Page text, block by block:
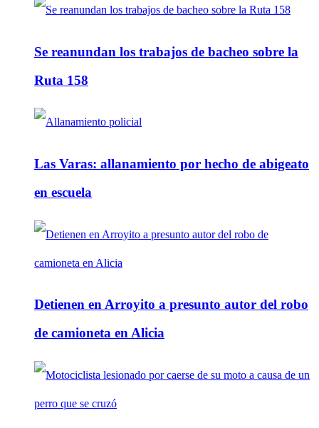
Se reanundan los trabajos de bacheo sobre la
Ruta 158
Las Varas: allanamiento por hecho de abigeato
en escuela
Detienen en Arroyito a presunto autor del robo
de camioneta en Alicia